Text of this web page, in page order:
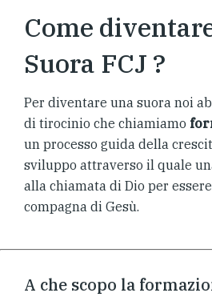
Come
Suora FCJ ?
Per diventare una suora noi
di tirocinio che chiamiamo
un processo guida della
sviluppo attraverso il quale
alla chiamata di Dio per
compagna di Gesù.
A che scopo la